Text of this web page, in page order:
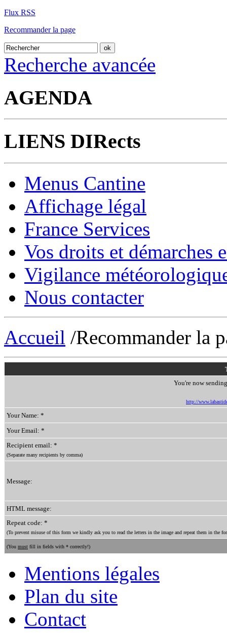
Flux RSS
Recommander la page
Recherche avancée
AGENDA
LIENS DIRects
Menus Cantine
Affichage légal
France Services
Vos droits et démarches
Vigilance
Nous contacter
Accueil /Recommander la
You're now
http://
Your Name: *
Your Email: *
Recipient email: *
(Separate many recipients by comma)
Message:
HTML message:
Repeat code: *
(To prevent misuse of this form we kindly ask you to read the letters in the image and repeat them in the
(You must fill in fields with * correctly!)
Mentions légales
Plan du site
Contact